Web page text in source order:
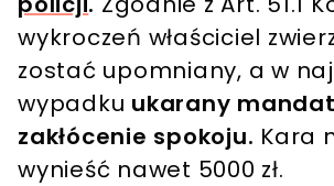
wykroczeń właściciel
zostać upomniany, a w
wypadku ukarany
zakłócenie spokoju. Kara
wynieść nawet 5000 zł.